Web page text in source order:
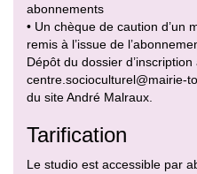
abonnements
• Un chèque de caution d’un
remis à l’issue de
Dépôt du dossier d’inscription
centre.socioculturel@mairie-
du site André Malraux.
Tarification
Le studio est accessible par